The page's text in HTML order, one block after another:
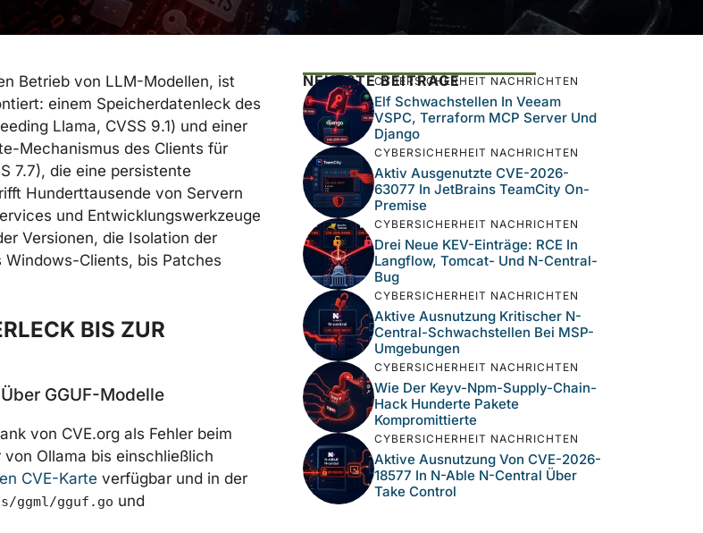
Betrieb von LLM-Modellen, ist
einem Speicherdatenleck des
Llama, CVSS 9.1) und einer
Mechanismus des Clients für
7.7), die eine persistente
Hunderttausende von Servern
und Entwicklungswerkzeuge
Versionen, die Isolation der
Clients, bis Patches
BIS ZUR
GGUF-Modelle
von CVE.org als Fehler beim
Ollama bis einschließlich
CVE-Karte verfügbar und in der
ggml/gguf.go und
NEUESTE BEITRÄGE
CYBERSICHERHEIT NACHRICHTEN
Elf Schwachstellen In Veeam
VSPC, Terraform MCP Server Und
Django
CYBERSICHERHEIT NACHRICHTEN
Aktiv Ausgenutzte CVE-2026-
63077 In JetBrains TeamCity On-
Premise
CYBERSICHERHEIT NACHRICHTEN
Drei Neue KEV-Einträge: RCE In
Langflow, Tomcat- Und N-Central-
Bug
CYBERSICHERHEIT NACHRICHTEN
Aktive Ausnutzung Kritischer N-
Central-Schwachstellen Bei MSP-
Umgebungen
CYBERSICHERHEIT NACHRICHTEN
Wie Der Keyv-Npm-Supply-Chain-
Hack Hunderte Pakete
Kompromittierte
CYBERSICHERHEIT NACHRICHTEN
Aktive Ausnutzung Von CVE-2026-
18577 In N-Able N-Central Über
Take Control